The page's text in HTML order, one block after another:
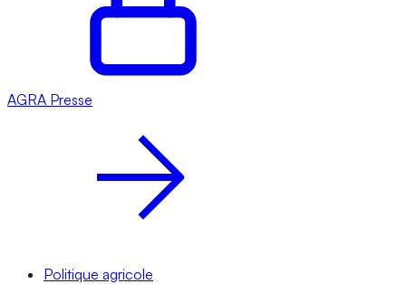
AGRA Presse
Politique agricole